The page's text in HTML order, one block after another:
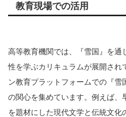
教育現場での活用
高等教育機関では、『雪国』を通
性を学ぶカリキュラムが展開され
ン教育プラットフォームでの『雪
の関心を集めています。例えば、
を題材にした現代文学と伝統文化